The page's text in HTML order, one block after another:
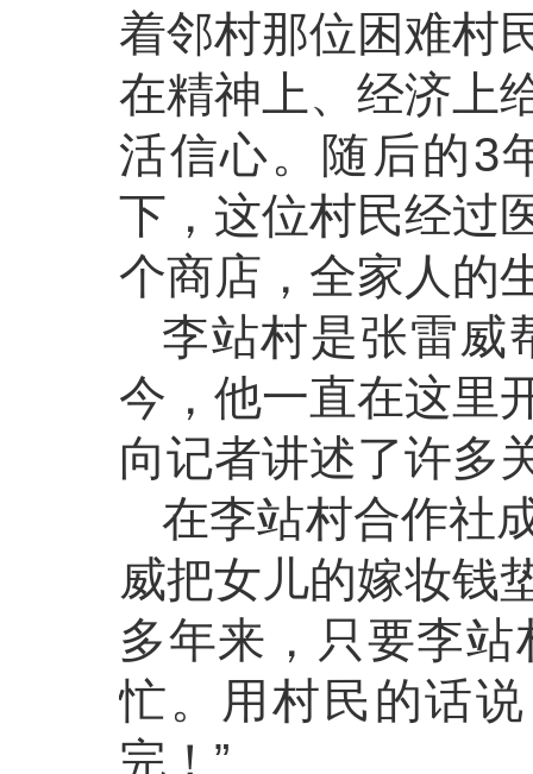
着邻村那位困难村
在精神上、经济上
活信心。随后的3
下，这位村民经过
个商店，全家人的
李站村是张雷威
今，他一直在这里
向记者讲述了许多
在李站村合作社
威把女儿的嫁妆钱
多年来，只要李
忙。用村民的话
完！”